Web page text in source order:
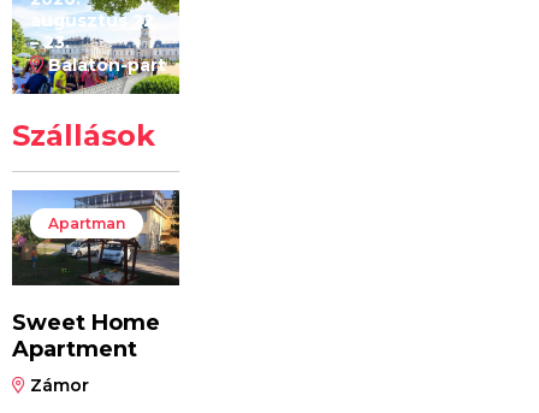
augusztus 22
– 23.
Balaton-part
Szállások
Apartman
Sweet Home
Apartment
Zámor